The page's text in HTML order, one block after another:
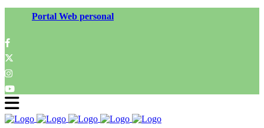
Portal Web personal